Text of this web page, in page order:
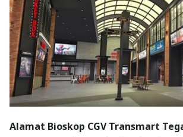
Alamat Bioskop CGV Transmart